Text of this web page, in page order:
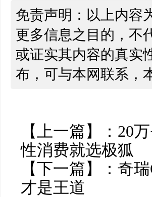
免责声明：以上内容
更多信息之目的，不
或证实其内容的真实
布，可与本网联系，
【上一篇】： 20
性消费就选极狐
【下一篇】： 奇
才是王道